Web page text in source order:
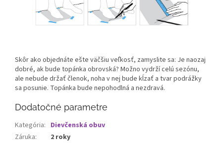
Skôr ako objednáte ešte väčšiu veľkosť, zamyslite sa: Je naozaj
dobré, ak bude topánka obrovská? Možno vydrží celú sezónu,
ale nebude držať členok, noha v nej bude kĺzať a tvar podrážky
sa posunie. Topánka bude nepohodlná a nezdravá.
Dodatočné parametre
Kategória: Dievčenská obuv
Záruka:
2 roky